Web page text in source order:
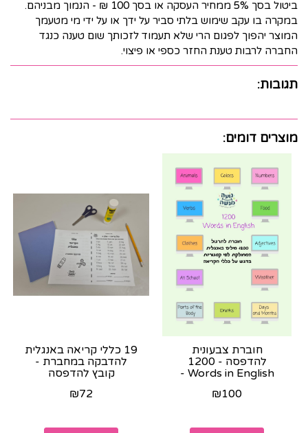
ביטול בסך 5% ממחיר העסקה או בסך 100 ₪ - הנמוך מבניהם.
במקרה בו עקב שימוש בלתי סביר על ידך או על ידי מי מטעמך
המוצר יהפוך לפגום הרי שלא תעמוד לזכותך שום טענה כנגד
החברה לרבות טענת החזר כספי או פיצוי.
תגובות:
מוצרים דומים:
חוברת צבעונית
להדפסה - 1200
Words in English -
הרכישה
₪100
19 כללי קריאה באנגלית
להדבקה במחברת -
קובץ להדפסה
₪72